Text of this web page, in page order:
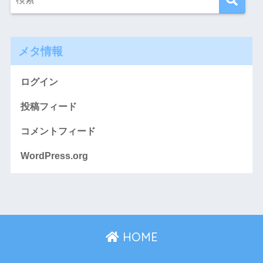
メタ情報
ログイン
投稿フィード
コメントフィード
WordPress.org
HOME